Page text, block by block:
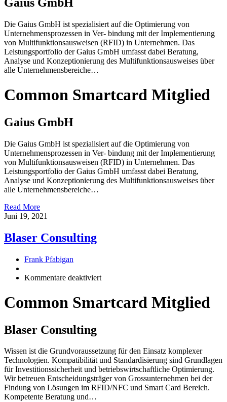
Die Gaius GmbH ist spezialisiert auf die Optimierung von
Unternehmensprozessen in Ver- bindung mit der Implementierung
von Multifunktionsausweisen (RFID) in Unternehmen. Das
Leistungsportfolio der Gaius GmbH umfasst dabei Beratung,
Analyse und Konzeptionierung des Multifunktionsausweises über
alle Unternehmensbereiche…
Common Smartcard Mitglied
Gaius GmbH
Die Gaius GmbH ist spezialisiert auf die Optimierung von
Unternehmensprozessen in Ver- bindung mit der Implementierung
von Multifunktionsausweisen (RFID) in Unternehmen. Das
Leistungsportfolio der Gaius GmbH umfasst dabei Beratung,
Analyse und Konzeptionierung des Multifunktionsausweises über
alle Unternehmensbereiche…
Read More
Juni 19, 2021
Blaser Consulting
Frank Pfabigan
Kommentare deaktiviertfür
Common Smartcard Mitglied
Blaser Consulting
Wissen ist die Grundvoraussetzung für den Einsatz komplexer
Technologien. Kompatibilität und Standardisierung sind Grundlagen
für Investitionssicherheit und betriebswirtschaftliche Optimierung.
Wir betreuen Entscheidungsträger von Grossunternehmen bei der
Findung von Lösungen im RFID/NFC und Smart Card Bereich.
Kompetente Beratung und…